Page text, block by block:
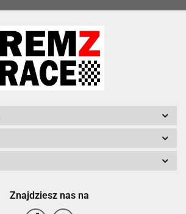
Znajdziesz nas na